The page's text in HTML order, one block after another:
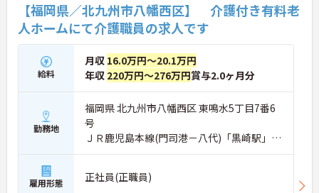
【福岡県／北九州市八幡西区】 介護付き有料老
人ホームにて介護職員の求人です
給料
月収 16.0万円～20.1万円
年収 220万円～276万円賞与2.0ヶ月分
勤務地
福岡県 北九州市八幡西区 東鳴水5丁目7番6
号
ＪＲ鹿児島本線(門司港－八代)「黒崎駅」バ
ス・車8分
雇用形態 正社員(正職員)